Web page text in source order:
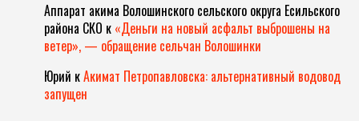
Аппарат акима Волошинского сельского округа Есильского
района СКО к «Деньги на новый асфальт выброшены на
ветер», — обращение сельчан Волошинки
Юрий кАкимат Петропавловска: альтернативный водовод
запущен